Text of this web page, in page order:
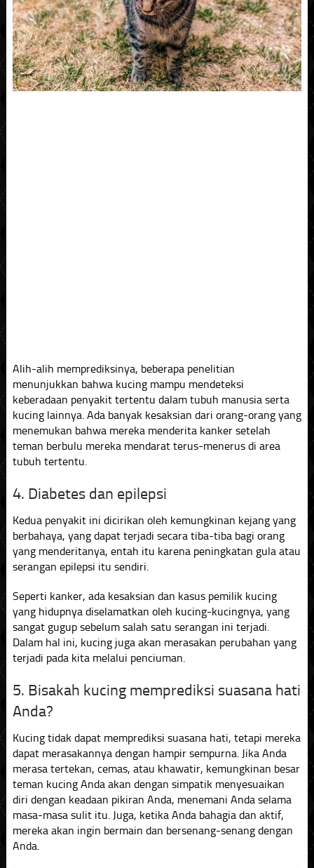
Alih-alih memprediksinya, beberapa penelitian
menunjukkan bahwa kucing mampu mendeteksi
keberadaan penyakit tertentu dalam tubuh manusia serta
kucing lainnya. Ada banyak kesaksian dari orang-orang yang
menemukan bahwa mereka menderita kanker setelah
teman berbulu mereka mendarat terus-menerus di area
tubuh tertentu.
4. Diabetes dan epilepsi
Kedua penyakit ini dicirikan oleh kemungkinan kejang yang
berbahaya, yang dapat terjadi secara tiba-tiba bagi orang
yang menderitanya, entah itu karena peningkatan gula atau
serangan epilepsi itu sendiri.
Seperti kanker, ada kesaksian dan kasus pemilik kucing
yang hidupnya diselamatkan oleh kucing-kucingnya, yang
sangat gugup sebelum salah satu serangan ini terjadi.
Dalam hal ini, kucing juga akan merasakan perubahan yang
terjadi pada kita melalui penciuman.
5. Bisakah kucing memprediksi suasana hati
Anda?
Kucing tidak dapat memprediksi suasana hati, tetapi mereka
dapat merasakannya dengan hampir sempurna. Jika Anda
merasa tertekan, cemas, atau khawatir, kemungkinan besar
teman kucing Anda akan dengan simpatik menyesuaikan
diri dengan keadaan pikiran Anda, menemani Anda selama
masa-masa sulit itu. Juga, ketika Anda bahagia dan aktif,
mereka akan ingin bermain dan bersenang-senang dengan
Anda.